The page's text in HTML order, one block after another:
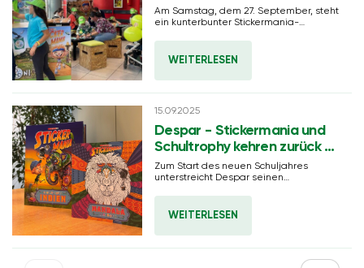
Tauschbörsen in ganz
Südtirol
Am Samstag, dem 27. September, steht
ein kunterbunter Stickermania-
Meran, St. Lorenzen sowie im EUROSPAR
WEITERLESEN
15.09.2025
Despar - Stickermania und
Schultrophy kehren zurück –
Neu: Der
Kreativwettbewerb „Die
Superhelden des gesunden
Essens“
Zum Start des neuen Schuljahres
unterstreicht Despar seinen
WEITERLESEN